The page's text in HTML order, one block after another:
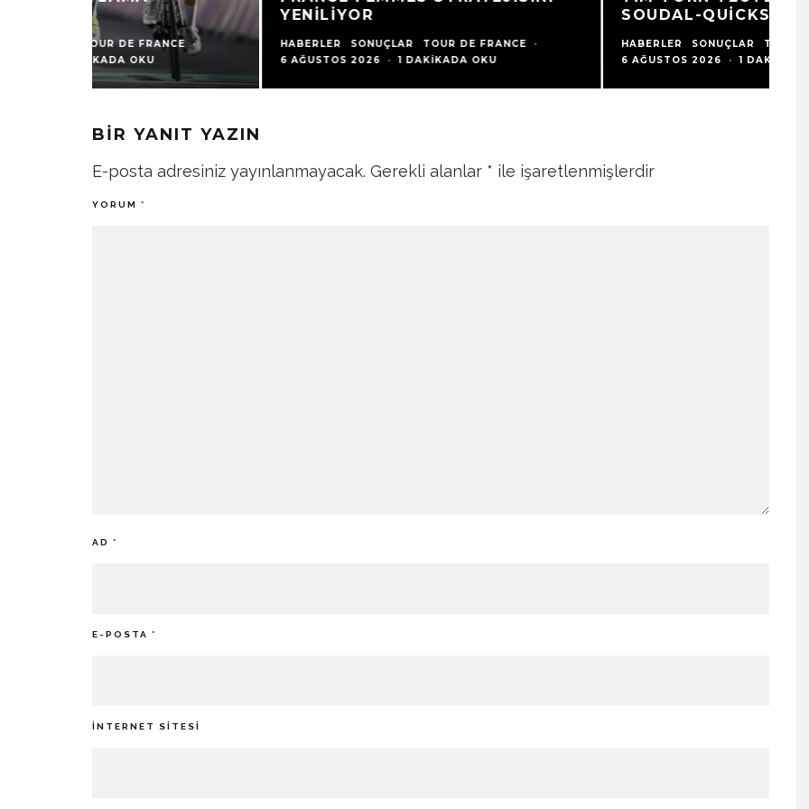
YENILIYOR
HABERLER SONUÇLAR TOUR DE FRANCE
·
6 AĞUSTOS 2026
1 DAKIKADA OKU
SOUDAL-QUICKSTEP’E KATILDI
HABERLER SONUÇLAR TRANSFERLER
6 AĞUSTOS 2026
1 DAKIKADA OKU
BIR YANIT YAZIN
E-posta adresiniz yayınlanmayacak. Gerekli alanlar * ile işaretlenmişlerdir
YORUM *
AD *
E-POSTA *
İNTERNET SITESI